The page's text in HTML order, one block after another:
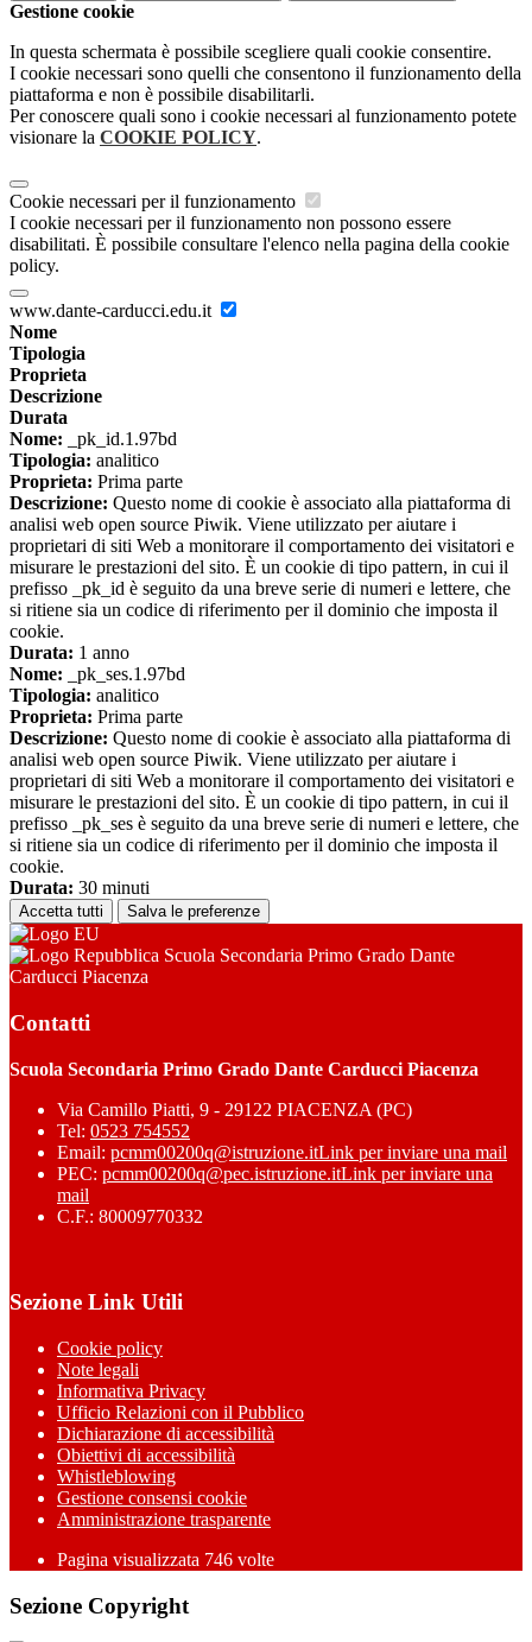
Gestione cookie
In questa schermata è possibile scegliere quali cookie consentire.
I cookie necessari sono quelli che consentono il funzionamento della
piattaforma e non è possibile disabilitarli.
Per conoscere quali sono i cookie necessari al funzionamento potete
visionare la COOKIE POLICY.
Cookie necessari per il funzionamento
I cookie necessari per il funzionamento non possono essere
disabilitati. È possibile consultare l'elenco nella pagina della cookie
policy.
www.dante-carducci.edu.it
Nome
Tipologia
Proprieta
Descrizione
Durata
Nome: _pk_id.1.97bd
Tipologia: analitico
Proprieta: Prima parte
Descrizione: Questo nome di cookie è associato alla piattaforma di
analisi web open source Piwik. Viene utilizzato per aiutare i
proprietari di siti Web a monitorare il comportamento dei visitatori e
misurare le prestazioni del sito. È un cookie di tipo pattern, in cui il
prefisso _pk_id è seguito da una breve serie di numeri e lettere, che
si ritiene sia un codice di riferimento per il dominio che imposta il
cookie.
Durata: 1 anno
Nome: _pk_ses.1.97bd
Tipologia: analitico
Proprieta: Prima parte
Descrizione: Questo nome di cookie è associato alla piattaforma di
analisi web open source Piwik. Viene utilizzato per aiutare i
proprietari di siti Web a monitorare il comportamento dei visitatori e
misurare le prestazioni del sito. È un cookie di tipo pattern, in cui il
prefisso _pk_ses è seguito da una breve serie di numeri e lettere, che
si ritiene sia un codice di riferimento per il dominio che imposta il
cookie.
Durata: 30 minuti
Accetta tutti Salva le preferenze
Scuola Secondaria Primo Grado Dante
Carducci Piacenza
Contatti
Scuola Secondaria Primo Grado Dante Carducci Piacenza
Via Camillo Piatti, 9 - 29122 PIACENZA (PC)
Tel: 0523 754552
Email: pcmm00200q@istruzione.itLink per inviare una mail
PEC: pcmm00200q@pec.istruzione.itLink per inviare una
mail
C.F.: 80009770332
Sezione Link Utili
Cookie policy
Note legali
Informativa Privacy
Ufficio Relazioni con il Pubblico
Dichiarazione di accessibilità
Obiettivi di accessibilità
Whistleblowing
Gestione consensi cookie
Amministrazione trasparente
Pagina visualizzata 746 volte
Sezione Copyright